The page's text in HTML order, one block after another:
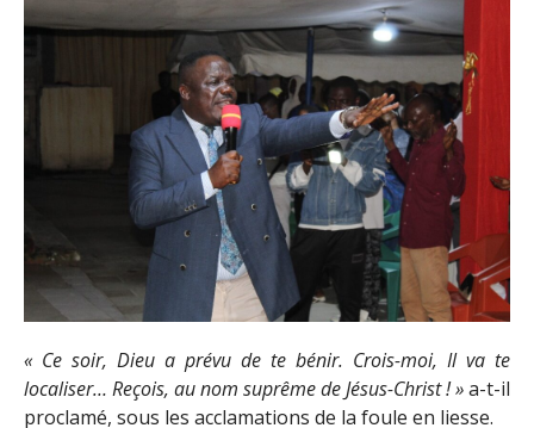
« Ce soir, Dieu a prévu de te bénir. Crois-moi, Il va te
localiser… Reçois, au nom suprême de Jésus-Christ ! »a-t-il
proclamé, sous les acclamations de la foule en liesse.